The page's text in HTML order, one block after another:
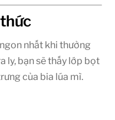
nhất khi thưởng
ly, bạn sẽ thấy lớp bọt
của bia lúa mì.